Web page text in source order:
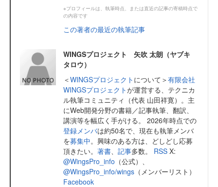
※プロフィールは、執筆時点、または直近の記事の寄稿時点で
の内容です
この著者の最近の執筆記事
WINGSプロジェクト 矢吹 太朗（ヤブキ
タロウ）
＜WINGSプロジェクト について＞有限会社
WINGSプロジェクトが運営する、テクニカ
ル執筆コミュニティ（代表 山田祥寛）。主
にWeb開発分野の書籍／記事執筆、翻訳、
講演等を幅広く手がける。 2026年時点での
登録メンバは約50名で、現在も執筆メンバ
を募集中。興味のある方は、どしどし応募
頂きたい。 著書 記事多数。 RSS X:
@WingsPro_info （公式）、
@WingsPro_info/wings （メンバーリスト）
Facebook